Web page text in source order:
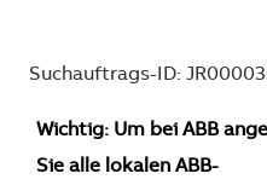
Suchauftrags-ID:
Wichtig: Um bei ABB
Sie alle lokalen ABB-